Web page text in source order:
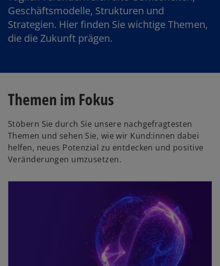
Geschäftsmodelle, Strukturen und
Strategien. Hier finden Sie wichtige Themen,
die die Zukunft prägen.
Themen im Fokus
Stöbern Sie durch Sie unsere nachgefragtesten
Themen und sehen Sie, wie wir Kund:innen dabei
helfen, neues Potenzial zu entdecken und positive
Veränderungen umzusetzen.